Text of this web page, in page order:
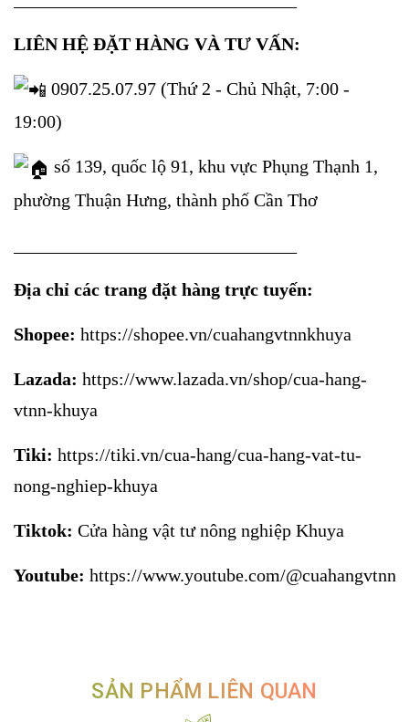
LIÊN HỆ ĐẶT HÀNG VÀ TƯ VẤN:
0907.25.07.97 (Thứ 2 - Chủ Nhật, 7:00 -
19:00)
số 139, quốc lộ 91, khu vực Phụng Thạnh 1,
phường Thuận Hưng, thành phố Cần Thơ
Địa chỉ các trang đặt hàng trực tuyến:
Shopee: https://shopee.vn/cuahangvtnnkhuya
Lazada: https://www.lazada.vn/shop/cua-hang-
vtnn-khuya
Tiki: https://tiki.vn/cua-hang/cua-hang-vat-tu-
nong-nghiep-khuya
Tiktok: Cửa hàng vật tư nông nghiệp Khuya
Youtube: https://www.youtube.com/
SẢN PHẨM LIÊN QUAN